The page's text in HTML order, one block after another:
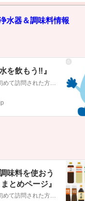
水器＆調味料情報
を飲もう‼️』
味料を使おう
とめページ』